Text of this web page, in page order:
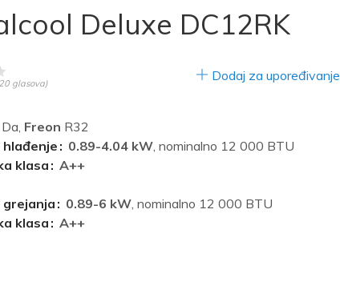
Deluxe DC12RK
glasova)
Da, Freon R32
0.89-4.04 kW, nominalno 12 000 BTU
klasa
A++
0.89-6 kW, nominalno 12 000 BTU
klasa
A++
Dodaj za upoređivanje